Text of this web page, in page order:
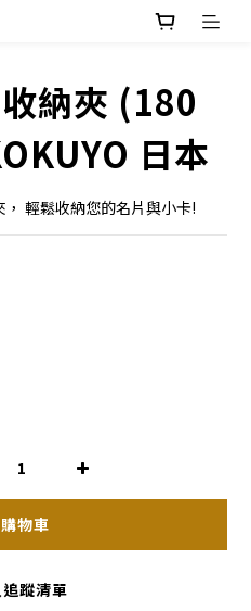
納夾 (180
日本
輕鬆收納您的名片與小卡!
物車
蹤清單